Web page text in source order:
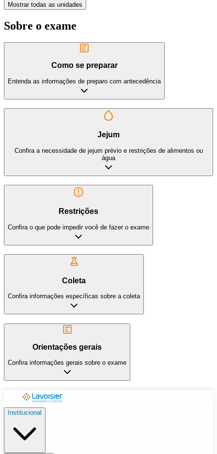
Mostrar todas as unidades
Sobre o exame
Como se preparar
Entenda as informações de preparo com antecedência
Jejum
Confira a necessidade de jejum prévio e restrições de alimentos ou
água
Restrições
Confira o que pode impedir você de fazer o exame
Coleta
Confira informações específicas sobre a coleta
Orientações gerais
Confira informações gerais sobre o exame
Institucional